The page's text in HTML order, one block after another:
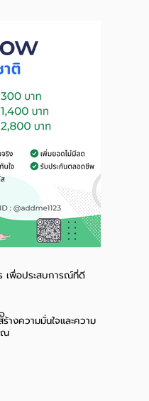
เพื่อประสบการณ์ที่ดี
างความมั่นใจและความ
ณ